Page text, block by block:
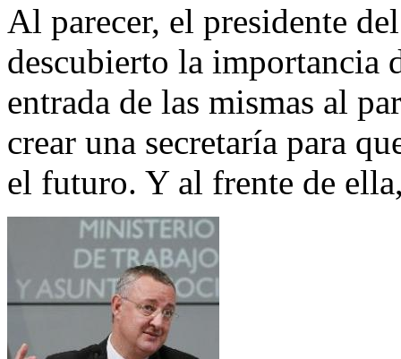
Al parecer, el presidente
descubierto la importancia
entrada de las mismas al
crear una secretaría para
el futuro. Y al frente de